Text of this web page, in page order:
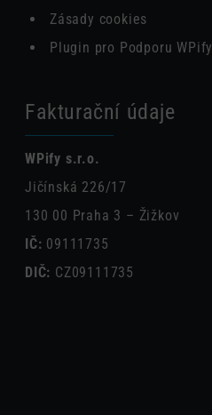
Zásady cookies
Plugin pro Podporu WPify
Fakturační údaje
WPify s.r.o.
Jičínská 226/17
130 00 Praha 3 – Žižkov
IČ: 09111735
DIČ: CZ09111735